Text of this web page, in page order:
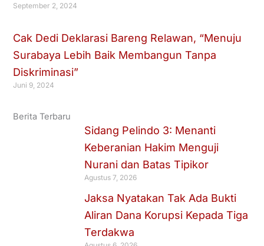
September 2, 2024
Cak Dedi Deklarasi Bareng Relawan, “Menuju
Surabaya Lebih Baik Membangun Tanpa
Diskriminasi”
Juni 9, 2024
Berita Terbaru
Sidang Pelindo 3: Menanti
Keberanian Hakim Menguji
Nurani dan Batas Tipikor
Agustus 7, 2026
Jaksa Nyatakan Tak Ada Bukti
Aliran Dana Korupsi Kepada Tiga
Terdakwa